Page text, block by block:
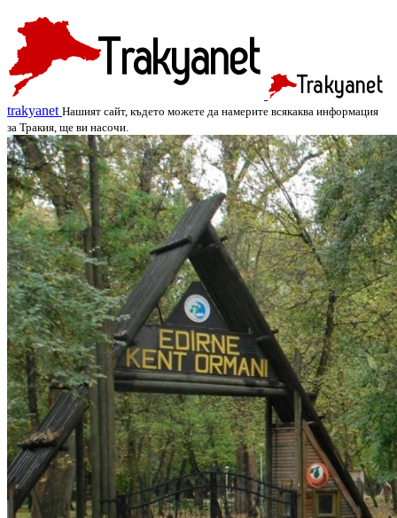
trakyanet Нашият сайт, където можете да намерите всякаква информация
за Тракия, ще ви насочи.